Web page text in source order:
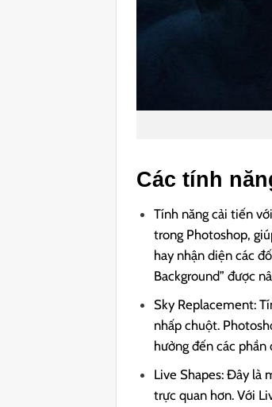
Các tính
Tính năng cải tiến
trong Photoshop,
hay nhận diện các
Background” được
Sky Replacement:
nhấp chuột.
hưởng đến các phần
Live Shapes: Đây là
trực quan hơn. Với